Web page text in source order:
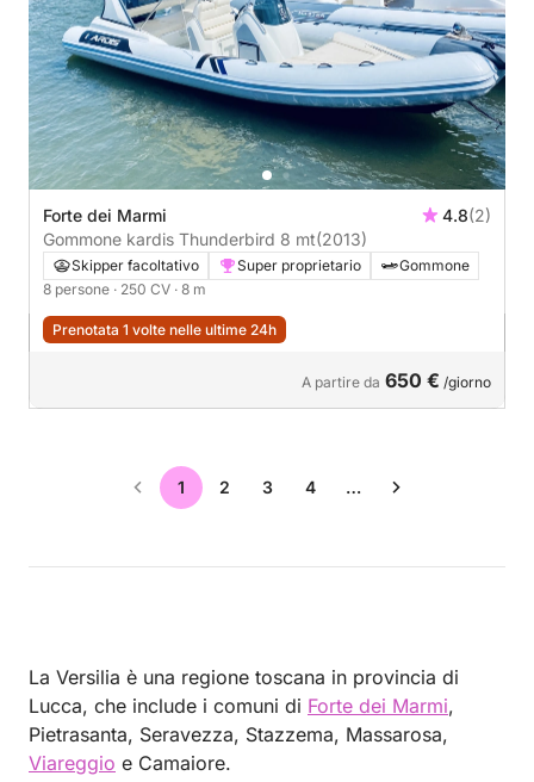
Forte dei Marmi 4.8(2)
Gommone kardis Thunderbird 8 mt(2013)
Skipper facoltativo Super proprietario
Gommone
8 persone · 250 CV · 8 m
Prenotata 1 volte nelle ultime 24h
A partire da 650 € /giorno
1 2 3 4 …
La Versilia è una regione toscana in provincia di
Lucca, che include i comuni di Forte dei Marmi,
Pietrasanta, Seravezza, Stazzema, Massarosa,
Viareggio e Camaiore.